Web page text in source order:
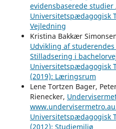
evidensbaserede studier
Universitetspædagogisk
Vejledning
Kristina Bakkær
Udvikling af
Stilladsering i
Universitetspædagogisk
(2019): Læringsrum
Lene Tortzen Bager,
Rienecker,
Universitetspædagogisk
(2012): Studiemiljø